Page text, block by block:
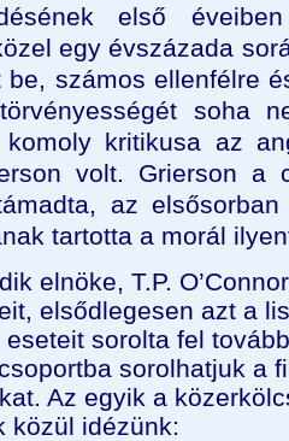
első
egy évszázada
be, számos ellenfélre
soha
kritikusa az
volt. Grierson a
az
tartotta a morál
elnöke, T.P.
elsődlegesen azt a
sorolta fel
sorolhatjuk a
Az egyik a
közül idézünk: